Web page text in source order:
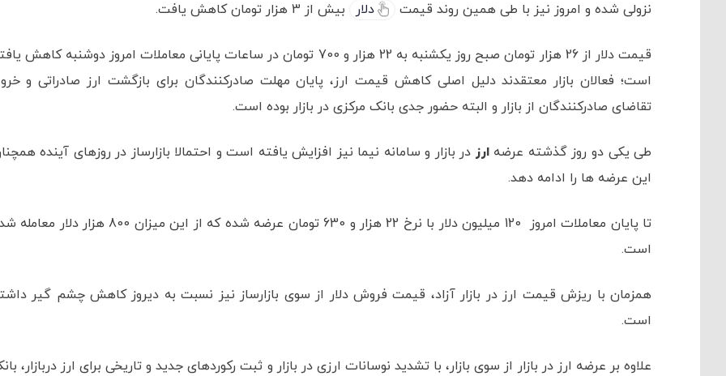
نزولی شده و امروز نیز با طی همین روند قیمت
دلار بیش از 3 هزار تومان کاهش یافت.
قیمت دلار از 26 هزار تومان صبح روز یکشنبه به 22 هزار و 700 تومان در ساعات پایانی معاملات امروز دوشنبه کاهش
است؛ فعالان بازار معتقدند دلیل اصلی کاهش قیمت ارز، پایان مهلت صادرکنندگان برای بازگشت ارز صادراتی و
تقاضای صادرکنندگان از بازار و البته حضور جدی بانک مرکزی در بازار بوده است.
طی یکی دو روز گذشته عرضه ارز در بازار و سامانه نیما نیز افزایش یافته است و احتمالا بازارساز در روزهای آینده
این عرضه ها را ادامه دهد.
تا پایان معاملات امروز 120 میلیون دلار با نرخ 22 هزار و 630 تومان عرضه شده که از این میزان 800 هزار
است.
همزمان با ریزش قیمت ارز در بازار آزاد، قیمت فروش دلار از سوی بازارساز نیز نسبت به دیروز کاهش چشم گیر
است.
علاوه بر عرضه ارز در بازار از سوی بازار، با تشدید نوسانات ارزی در بازار و ثبت رکوردهای جدید و تاریخی برای ارز دربازار،